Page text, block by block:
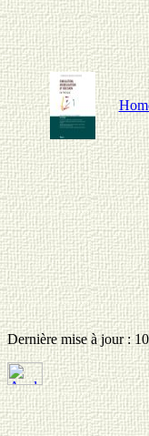
Dernière mise à jour :